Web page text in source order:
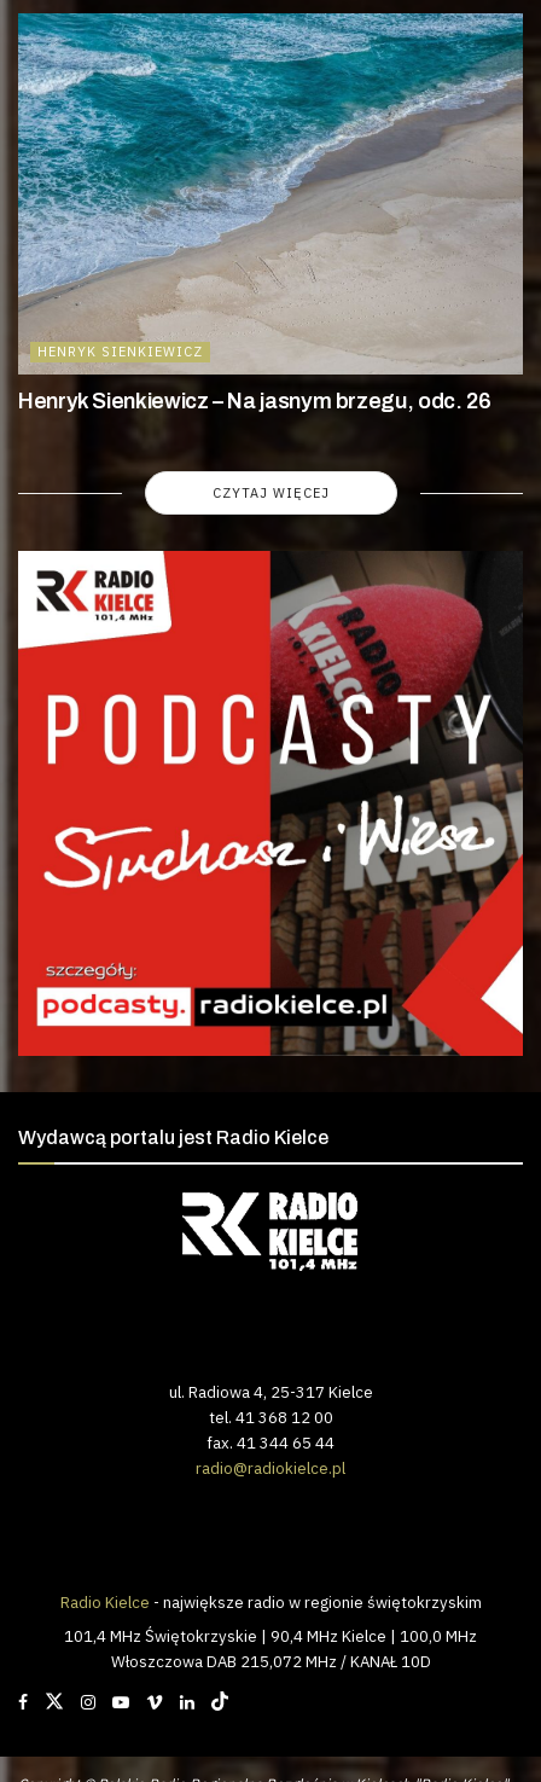
HENRYK SIENKIEWICZ
Henryk Sienkiewicz – Na jasnym brzegu, odc. 26
CZYTAJ WIĘCEJ
Wydawcą portalu jest Radio Kielce
ul. Radiowa 4, 25-317 Kielce
tel. 41 368 12 00
fax. 41 344 65 44
radio@radiokielce.pl
Radio Kielce - największe radio w regionie świętokrzyskim
101,4 MHz Świętokrzyskie | 90,4 MHz Kielce | 100,0 MHz
Włoszczowa DAB 215,072 MHz / KANAŁ 10D